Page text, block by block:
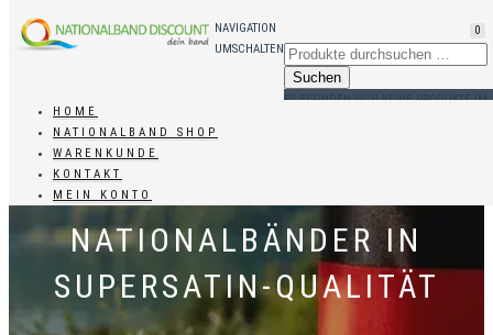
NAVIGATION
UMSCHALTEN
HOME
NATIONALBAND SHOP
WARENKUNDE
KONTAKT
MEIN KONTO
0
ES BEFINDEN SICH KEINE PRODUKTE IM
NATIONALBÄNDER IN
SUPERSATIN-QUALITÄT